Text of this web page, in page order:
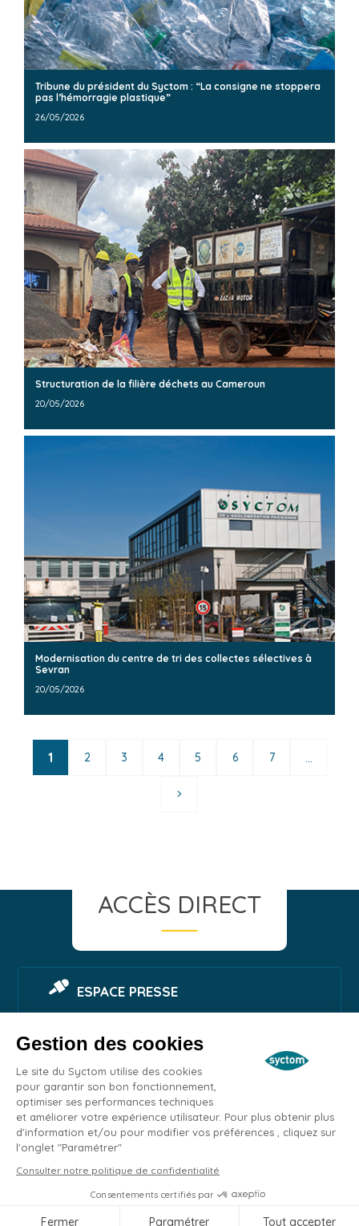
Gestion des cookies
Le site du Syctom utilise des cookies
pour garantir son bon fonctionnement,
optimiser ses performances techniques
et améliorer votre expérience utilisateur. Pour plus obtenir plus
d'information et/ou pour modifier vos préférences , cliquez sur
l'onglet "Paramétrer"
Consulter notre politique de confidentialité
Consentements certifiés par
Fermer Paramétrer Tout accepter
Tribune du président du Syctom : “La consigne ne stoppera
pas l’hémorragie plastique”
26/05/2026
Structuration de la filière déchets au Cameroun
20/05/2026
Modernisation du centre de tri des collectes sélectives à
Sevran
20/05/2026
1 2 3 4 5 6 7
Remonter
ACCÈS DIRECT
ESPACE PRESSE
SIGNALER UNE NUISANCE
ESPACE EMPLOI